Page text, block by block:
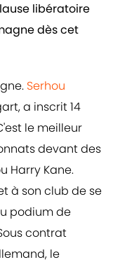
libératoire
dès cet
Serhou
a inscrit 14
le meilleur
devant des
Harry Kane.
à son club de se
podium de
contrat
le